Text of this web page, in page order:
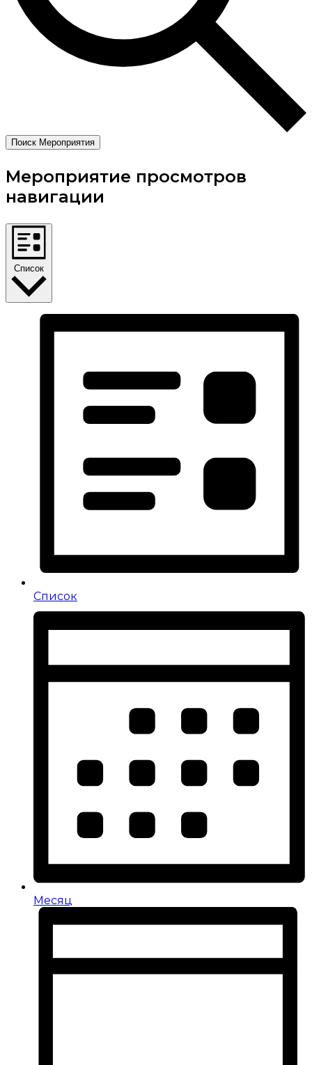
Поиск Мероприятия
Мероприятие просмотров
навигации
Список
Список
Месяц